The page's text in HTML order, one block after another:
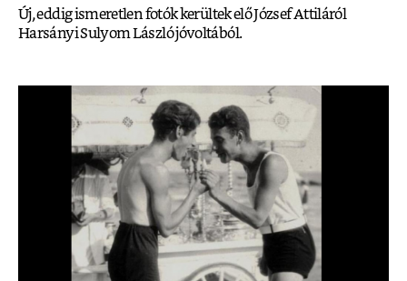
Új, eddig ismeretlen fotók kerültek elő József Attiláról
Harsányi Sulyom László jóvoltából.